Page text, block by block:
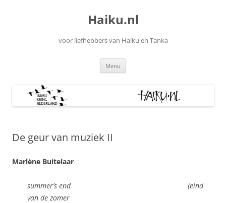
Haiku.nl
voor liefhebbers van Haiku en Tanka
Menu
De geur van muziek II
Marlène Buitelaar
summer’s end (eind
van de zomer